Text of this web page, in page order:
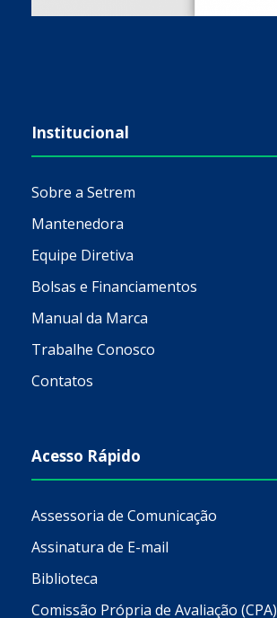
Institucional
Sobre a Setrem
Mantenedora
Equipe Diretiva
Bolsas e Financiamentos
Manual da Marca
Trabalhe Conosco
Contatos
Acesso Rápido
Assessoria de Comunicação
Assinatura de E-mail
Biblioteca
Comissão Própria de Avaliação (CPA)